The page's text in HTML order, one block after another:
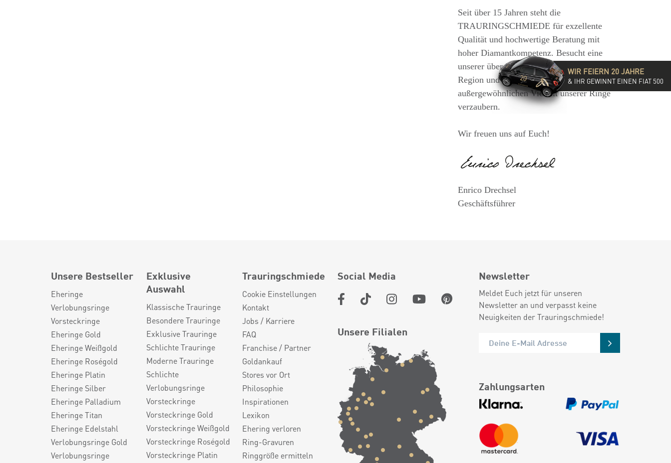
Seit über 15 Jahren steht die
TRAURINGSCHMIEDE für exzellente
Qualität und hochwertige Beratung mit
hoher Diamantkompetenz. Besucht eine
unserer über 35 Filialen in der DACH-
Region und lasst Euch von der
außergewöhnlichen Vielfalt unserer Ringe
verzaubern.
Wir freuen uns auf Euch!
Enrico Drechsel
Geschäftsführer
Unsere Bestseller
Eheringe
Verlobungsringe
Vorsteckringe
Eheringe Gold
Eheringe Weißgold
Eheringe Roségold
Eheringe Platin
Eheringe Silber
Eheringe Palladium
Eheringe Titan
Eheringe Edelstahl
Verlobungsringe Gold
Verlobungsringe
Exklusive
Auswahl
Klassische Trauringe
Besondere Trauringe
Exklusive Trauringe
Schlichte Trauringe
Moderne Trauringe
Schlichte
Verlobungsringe
Vorsteckringe
Vorsteckringe Gold
Vorsteckringe Weißgold
Vorsteckringe Roségold
Vorsteckringe Platin
Trauringschmiede
Cookie Einstellungen
Kontakt
Jobs / Karriere
FAQ
Franchise / Partner
Goldankauf
Stores vor Ort
Philosophie
Inspirationen
Lexikon
Ehering verloren
Ring-Gravuren
Ringgröße ermitteln
Social Media
Unsere Filialen
Newsletter
Meldet Euch jetzt für unseren
Newsletter an und verpasst keine
Neuigkeiten der Trauringschmiede!
Zahlungsarten
WIR FEIERN 20 JAHRE
& IHR GEWINNT EINEN FIAT 500